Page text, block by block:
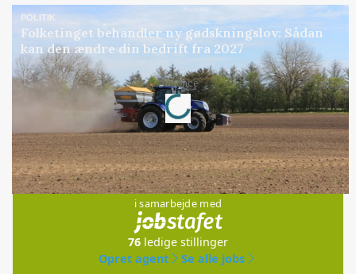
POLITIK
Folketinget behandler ny gødskningslov: Sådan
kan den ændre din bedrift fra 2027
Annonce
Loading...
Jobs
i samarbejde med
76 ledige stillinger
Opret agent
Se alle jobs